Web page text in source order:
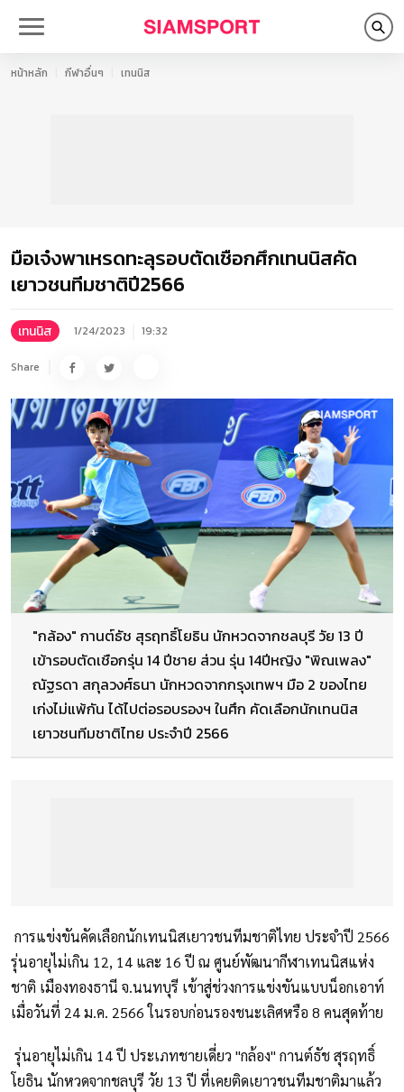
หน้าหลัก กีฬาอื่นๆ เทนนิส
มือเจ๋งพาเหรดทะลุรอบตัดเชือกศึกเทนนิสคัด
เยาวชนทีมชาติปี2566
เทนนิส 1/24/2023 19:32
Share
"กล้อง" กานต์ธัช สุรฤทธิ์โยธิน นักหวดจากชลบุรี วัย 13 ปี
เข้ารอบตัดเชือกรุ่น 14 ปีชาย ส่วน รุ่น 14ปีหญิง "พิณเพลง"
ณัฐรดา สกุลวงศ์ธนา นักหวดจากกรุงเทพฯ มือ 2 ของไทย
เก่งไม่แพ้กัน ได้ไปต่อรอบรองฯ ในศึก คัดเลือกนักเทนนิส
เยาวชนทีมชาติไทย ประจำปี 2566
การแข่งขันคัดเลือกนักเทนนิสเยาวชนทีมชาติไทย ประจำปี 2566
รุ่นอายุไม่เกิน 12, 14 และ 16 ปี ณ ศูนย์พัฒนากีฬาเทนนิสแห่ง
ชาติ เมืองทองธานี จ.นนทบุรี เข้าสู่ช่วงการแข่งขันแบบน็อกเอาท์
เมื่อวันที่ 24 ม.ค. 2566 ในรอบก่อนรองชนะเลิศหรือ 8 คนสุดท้าย
รุ่นอายุไม่เกิน 14 ปี ประเภทชายเดี่ยว "กล้อง" กานต์ธัช สุรฤทธิ์
โยธิน นักหวดจากชลบุรี วัย 13 ปี ที่เคยติดเยาวชนทีมชาติมาแล้ว